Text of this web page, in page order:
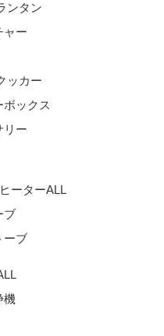
ンタン
ャー
ッカー
ボックス
リー
ーターALL
ブ
ーブ
機